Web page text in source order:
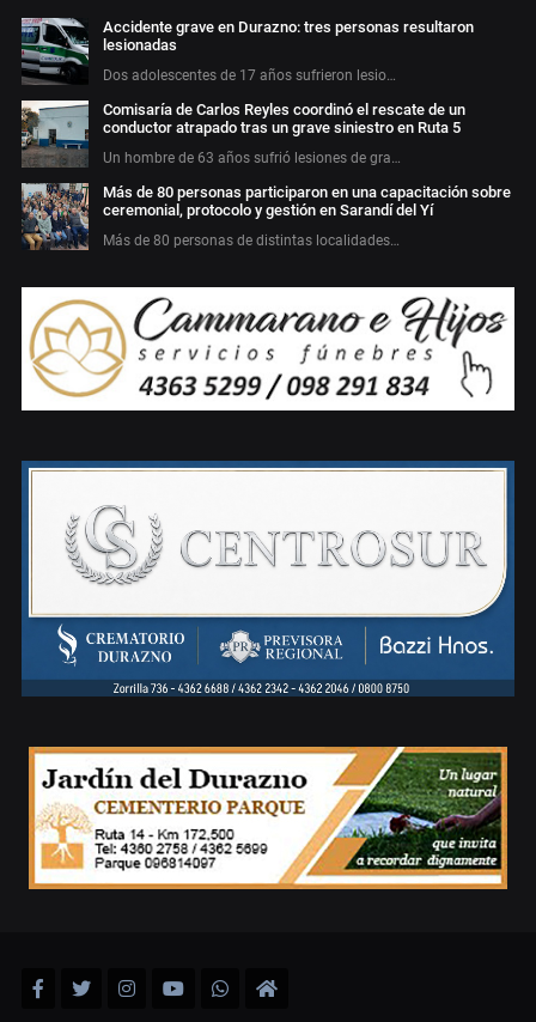
Accidente grave en Durazno: tres personas resultaron
lesionadas
Dos adolescentes de 17 años sufrieron lesio…
Comisaría de Carlos Reyles coordinó el rescate de un
conductor atrapado tras un grave siniestro en Ruta 5
Un hombre de 63 años sufrió lesiones de gra…
Más de 80 personas participaron en una capacitación sobre
ceremonial, protocolo y gestión en Sarandí del Yí
Más de 80 personas de distintas localidades…